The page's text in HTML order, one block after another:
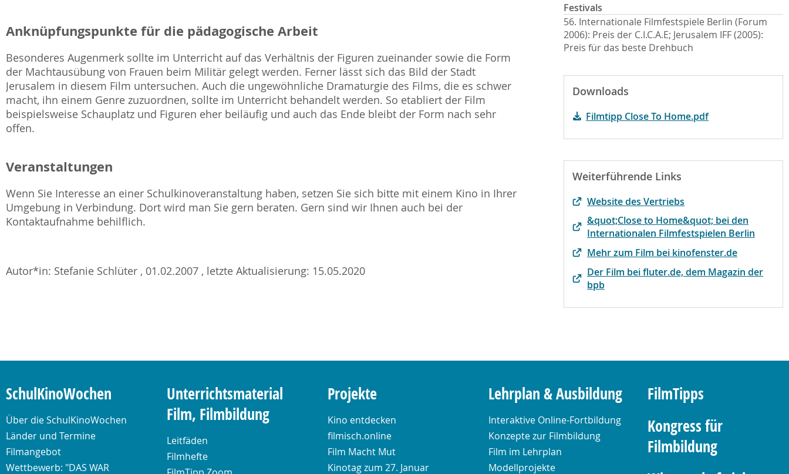
Anknüpfungspunkte für die pädagogische Arbeit
Besonderes Augenmerk sollte im Unterricht auf das Verhältnis der Figuren zueinander sowie die Form
der Machtausübung von Frauen beim Militär gelegt werden. Ferner lässt sich das Bild der Stadt
Jerusalem in diesem Film untersuchen. Auch die ungewöhnliche Dramaturgie des Films, die es schwer
macht, ihn einem Genre zuzuordnen, sollte im Unterricht behandelt werden. So etabliert der Film
beispielsweise Schauplatz und Figuren eher beiläufig und auch das Ende bleibt der Form nach sehr
offen.
Veranstaltungen
Wenn Sie Interesse an einer Schulkinoveranstaltung haben, setzen Sie sich bitte mit einem Kino in Ihrer
Umgebung in Verbindung. Dort wird man Sie gern beraten. Gern sind wir Ihnen auch bei der
Kontaktaufnahme behilflich.
Autor*in: Stefanie Schlüter , 01.02.2007 , letzte Aktualisierung: 15.05.2020
Festivals
56. Internationale Filmfestspiele Berlin (Forum
2006): Preis der C.I.C.A.E; Jerusalem IFF (2005):
Preis für das beste Drehbuch
Downloads
Filmtipp Close To Home.pdf
Weiterführende Links
Website des Vertriebs
&quot;Close to Home&quot; bei den
Internationalen Filmfestspielen Berlin
Mehr zum Film bei kinofenster.de
Der Film bei fluter.de, dem Magazin der
bpb
SchulKinoWochen
Über die SchulKinoWochen
Länder und Termine
Filmangebot
Wettbewerb: "DAS WAR
Unterrichtsmaterial
Film, Filmbildung
Leitfäden
Filmhefte
Projekte
Kino entdecken
filmisch.online
Film Macht Mut
Kinotag zum 27. Januar
Lehrplan & Ausbildung
Interaktive Online-Fortbildung
Konzepte zur Filmbildung
Film im Lehrplan
Modellprojekte
FilmTipps
Kongress für
Filmbildung